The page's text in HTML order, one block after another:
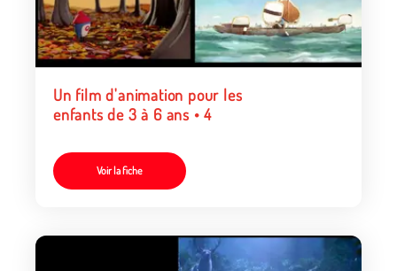
Un film d'animation pour les
enfants de 3 à 6 ans • 4
Voir la fiche